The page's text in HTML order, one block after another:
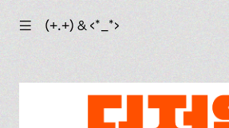
☰ (+.+) & ‹*_*›